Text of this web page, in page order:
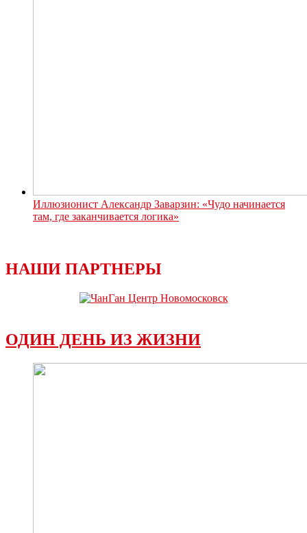
Иллюзионист Александр Заварзин: «Чудо начинается
там, где заканчивается логика»
НАШИ ПАРТНЕРЫ
ОДИН ДЕНЬ ИЗ ЖИЗНИ